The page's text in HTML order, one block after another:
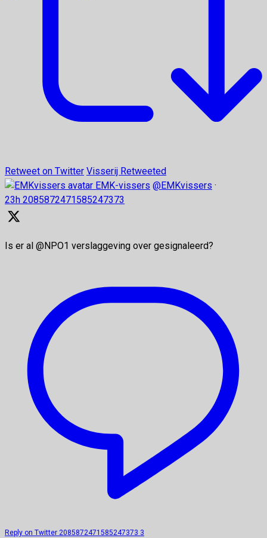
Retweet on Twitter Visserij Retweeted
EMK-vissers @EMKvissers ·
23h 2085872471585247373
Is er al @NPO1 verslaggeving over gesignaleerd?
Reply on Twitter 2085872471585247373 3